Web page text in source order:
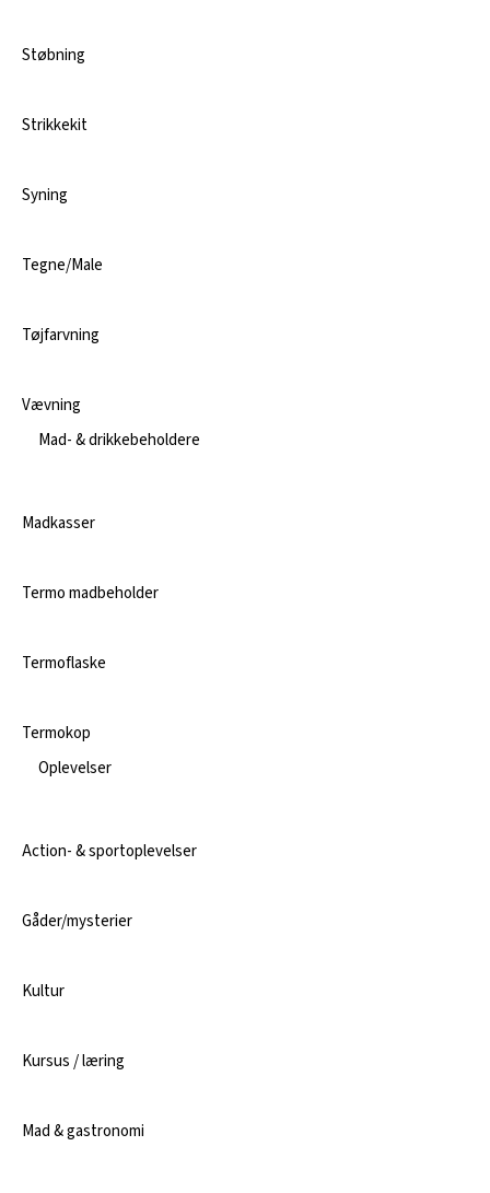
Støbning
Strikkekit
Syning
Tegne/Male
Tøjfarvning
Vævning
Mad- & drikkebeholdere
Madkasser
Termo madbeholder
Termoflaske
Termokop
Oplevelser
Action- & sportoplevelser
Gåder/mysterier
Kultur
Kursus / læring
Mad & gastronomi